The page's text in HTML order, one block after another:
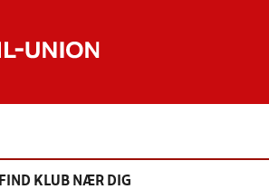
FIND KLUB NÆR DIG